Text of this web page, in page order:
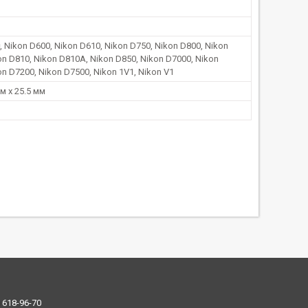
Nikon D600, Nikon D610, Nikon D750, Nikon D800, Nikon
D810, Nikon D810A, Nikon D850, Nikon D7000, Nikon
D7200, Nikon D7500, Nikon 1V1, Nikon V1
х 25.5 мм
96-70